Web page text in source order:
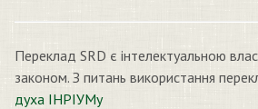
Переклад SRD є інтелектуальною
законом. З питань використання
духа ІНРІУМу